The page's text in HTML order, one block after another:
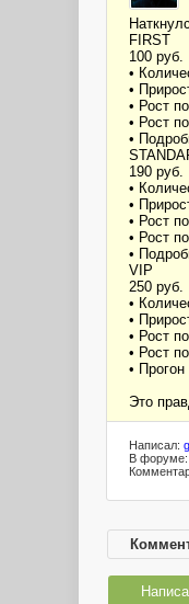
FIRST
100 руб.
•
•
• Рост
• Рост
•
190 руб.
•
•
• Рост
• Рост
•
VIP
250 руб.
•
•
• Рост
• Рост
•
Это
Написал:
В форуме: